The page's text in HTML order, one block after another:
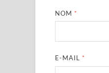
NOM *
E-MAIL *